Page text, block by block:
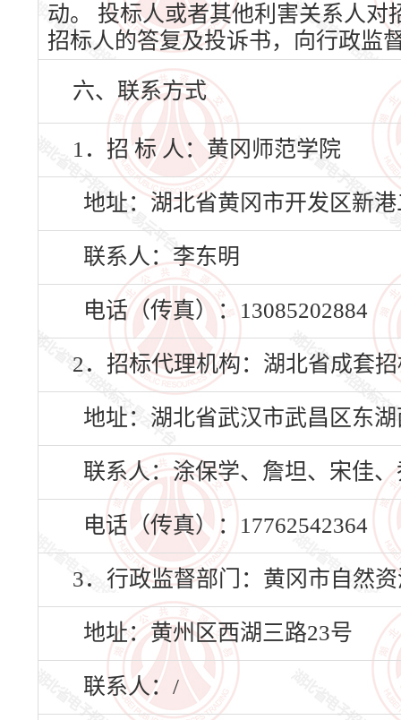
动。 投标人或者其他利害关系人
招标人的答复及投诉书，向行政监
六、联系方式
1．招 标 人：黄冈师范学院
地址：湖北省黄冈市开发区新
联系人：李东明
电话（传真）：13085202884
2．招标代理机构：湖北省成套
地址：湖北省武汉市武昌区东
联系人：涂保学、詹坦、宋佳
电话（传真）：17762542364
3．行政监督部门：黄冈市自然
地址：黄州区西湖三路23号
联系人：/